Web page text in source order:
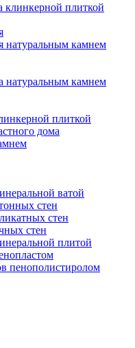
клинкерной плиткой
натуральным камнем
натуральным камнем
плиткой
дома
ватой
стен
стен
стен
плитой
пенополистиролом